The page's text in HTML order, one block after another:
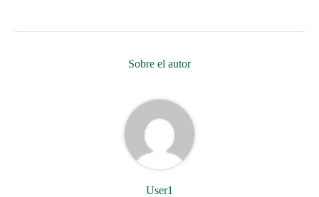
Sobre el autor
User1